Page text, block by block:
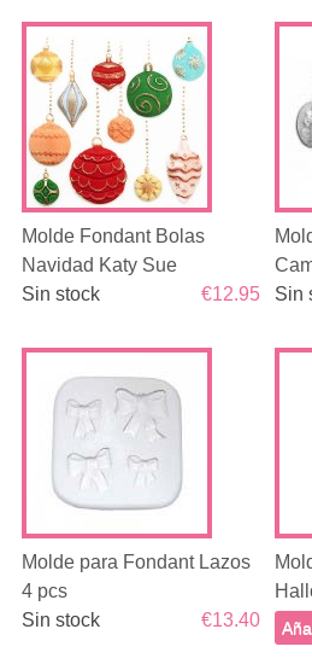
Molde Fondant Bolas
Navidad Katy Sue
€12.95
Sin stock Sin
Molde para Fondant Lazos
4 pcs
€13.40
Sin stock